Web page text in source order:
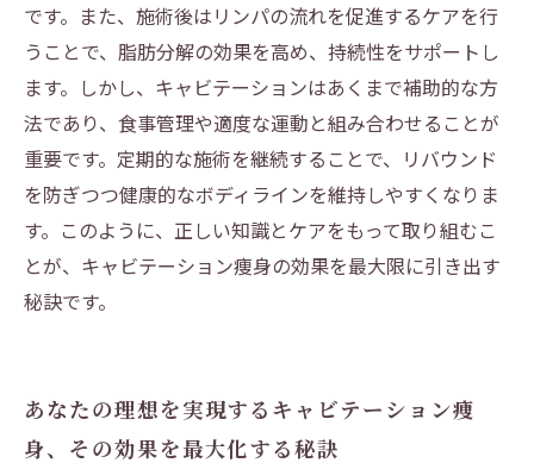
です。また、施術後はリンパの流れを促進するケアを行
うことで、脂肪分解の効果を高め、持続性をサポートし
ます。しかし、キャビテーションはあくまで補助的な方
法であり、食事管理や適度な運動と組み合わせることが
重要です。定期的な施術を継続することで、リバウンド
を防ぎつつ健康的なボディラインを維持しやすくなりま
す。このように、正しい知識とケアをもって取り組むこ
とが、キャビテーション痩身の効果を最大限に引き出す
秘訣です。
あなたの理想を実現するキャビテーション痩
身、その効果を最大化する秘訣